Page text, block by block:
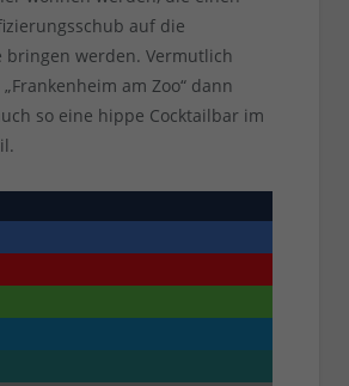
auf die
bringen werden. Vermutlich
am Zoo“ dann
so eine hippe Cocktailbar im